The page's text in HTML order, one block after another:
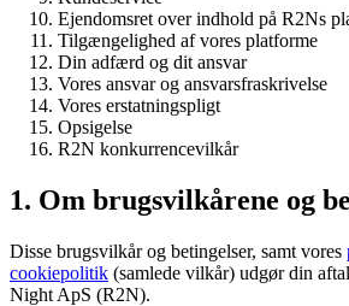
Ejendomsret over indhold på R2Ns
Tilgængelighed af vores platforme
Din adfærd og dit ansvar
Vores ansvar og ansvarsfraskrivelse
Vores erstatningspligt
Opsigelse
R2N konkurrencevilkår
1. Om brugsvilkårene og
Disse brugsvilkår og betingelser, samt vores
cookiepolitik (samlede vilkår) udgør din
Night ApS (R2N).